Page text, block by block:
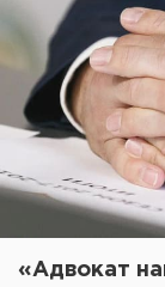
«Адвокат